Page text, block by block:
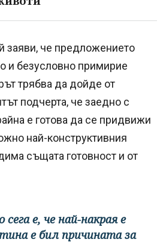
че предложението
и безусловно примирие
трябва да дойде от
подчерта, че заедно с
е готова да се придвижи
най-конструктивния
същата готовност и от
е, че най-накрая е
е бил причината за